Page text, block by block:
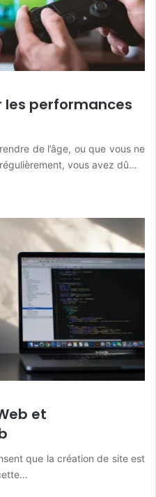
performances
de l’âge, ou que vous ne
vous avez dû…
et
que la création de site est